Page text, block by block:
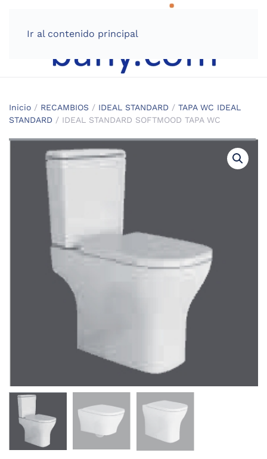
Ir al contenido principal
Inicio / RECAMBIOS / IDEAL STANDARD / TAPA WC IDEAL
STANDARD / IDEAL STANDARD SOFTMOOD TAPA WC